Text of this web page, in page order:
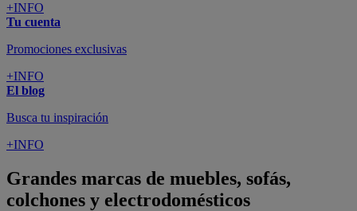
+INFO
Tu cuenta
Promociones exclusivas
+INFO
El blog
Busca tu inspiración
+INFO
Grandes marcas de muebles, sofás,
colchones y electrodomésticos